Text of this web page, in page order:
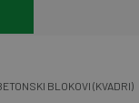
BLOKOVI (KVADRI)